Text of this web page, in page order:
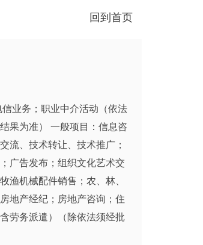
回到首页
业务；职业中介活动（依法
果为准） 一般项目：信息咨
流、技术转让、技术推广；
广告发布；组织文化艺术交
机械配件销售；农、林、
地产经纪；房地产咨询；住
劳务派遣）（除依法须经批